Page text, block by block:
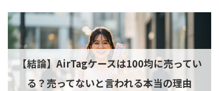
【結論】AirTagケースは100均に売ってい
る？売ってないと言われる本当の理由